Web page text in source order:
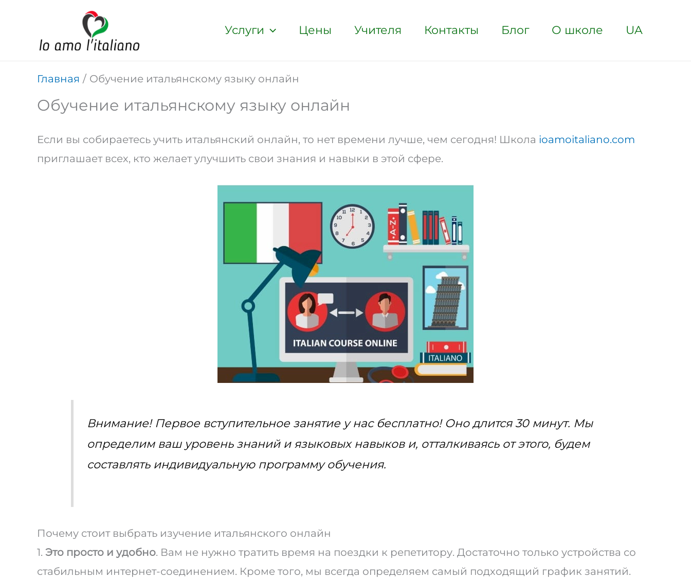
содержимому
Услуги Цены Учителя Контакты Блог О школе UA
Главная Обучение итальянскому языку онлайн
Обучение итальянскому языку онлайн
Если вы собираетесь учить итальянский онлайн, то нет времени лучше, чем сегодня! Школа ioamoitaliano.com
приглашает всех, кто желает улучшить свои знания и навыки в этой сфере.
Внимание! Первое вступительное занятие у нас бесплатно! Оно длится 30 минут. Мы
определим ваш уровень знаний и языковых навыков и, отталкиваясь от этого, будем
составлять индивидуальную программу обучения.
Почему стоит выбрать изучение итальянского онлайн
1. Это просто и удобно. Вам не нужно тратить время на поездки к репетитору. Достаточно только устройства со
стабильным интернет-соединением. Кроме того, мы всегда определяем самый подходящий график занятий.